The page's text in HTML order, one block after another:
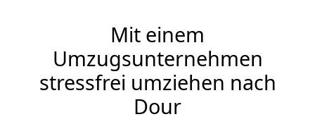
Mit einem
Umzugsunternehmen
stressfrei umziehen nach
Dour